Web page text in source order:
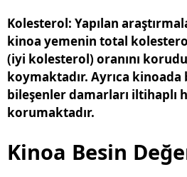
Kolesterol: Yapılan
kinoa yemenin total
(iyi kolesterol) oranını
koymaktadır. Ayrıca kinoada
bileşenler damarları iltihaplı
korumaktadır.
Kinoa Besin